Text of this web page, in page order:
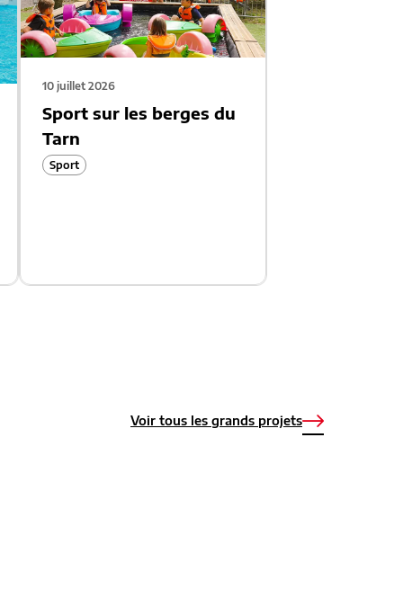
10 juillet 2026
Sport sur les berges du
Tarn
Sport
Voir tous les grands projets